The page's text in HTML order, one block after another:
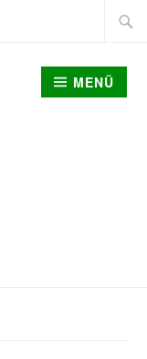
Suche
MENÜ